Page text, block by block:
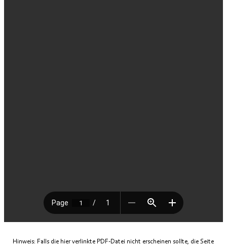
Hinweis: Falls die hier verlinkte PDF-Datei nicht erscheinen sollte, die Seite